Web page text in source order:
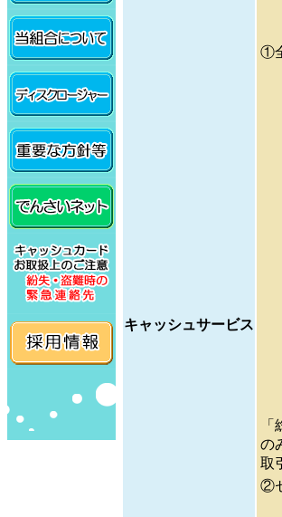
キャッシュサービス
①
の
取
②